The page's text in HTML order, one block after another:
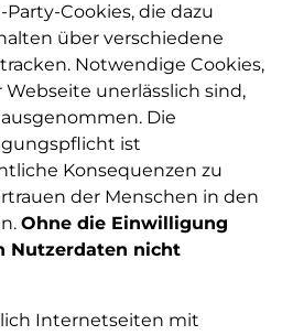
Cookies, die dazu
über verschiedene
Notwendige Cookies,
unerlässlich sind,
Die
ist
Konsequenzen zu
der Menschen in den
Ohne die Einwilligung
Nutzerdaten nicht
Internetseiten mit